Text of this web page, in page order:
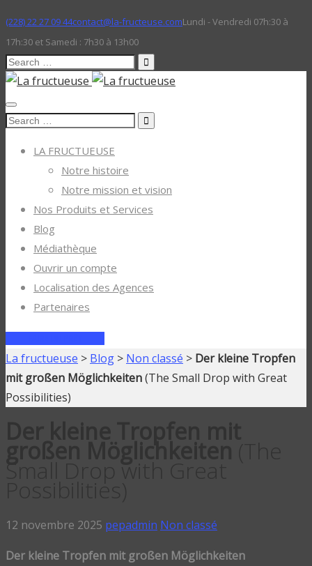
(228) 22 27 09 44contact@la-fructeuse.comLundi - Vendredi 07h:30 à
17h:30 et Samedi : 7h30 à 13h00
Search
for:
Search
LA FRUCTUEUSE
Notre histoire
Notre mission et vision
Nos Produits et Services
Blog
Médiathèque
Ouvrir un compte
Localisation des Agences
Partenaires
La fructueuse > Blog > Non classé > Der kleine Tropfen
mit großen Möglichkeiten(The Small Drop with Great
Possibilities)
12 novembre 2025 pepadmin Non classé
Der kleine Tropfen mit großen Möglichkeiten